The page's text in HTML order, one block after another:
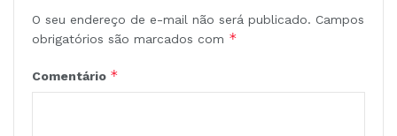
O seu endereço de e-mail não será publicado. Campos
obrigatórios são marcados com *
Comentário *